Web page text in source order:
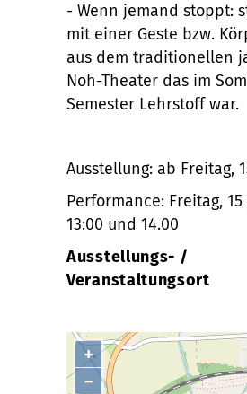
- Wenn jemand stoppt:
mit einer Geste bzw.
aus dem traditionellen
Noh-Theater das im
Semester Lehrstoff war.
Ausstellung: ab Freitag,
Performance: Freitag, 15
13:00 und 14.00
Ausstellungs- /
Veranstaltungsort
+
−